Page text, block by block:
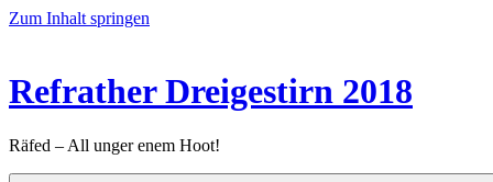
Zum Inhalt springen
Refrather Dreigestirn 2018
Räfed – All unger enem Hoot!